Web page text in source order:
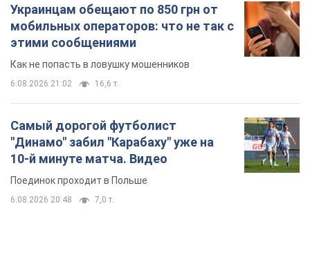
Украинцам обещают по 850 грн от
мобильных операторов: что не так с
этими сообщениями
Как не попасть в ловушку мошенников
6.08.2026 21:02 16,6 т.
Самый дорогой футболист
"Динамо" забил "Карабаху" уже на
10-й минуте матча. Видео
Поединок проходит в Польше
6.08.2026 20:48 7,0 т.